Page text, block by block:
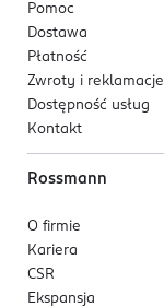
Pomoc
Dostawa
Płatność
Zwroty i reklamacje
Dostępność usług
Kontakt
Rossmann
O firmie
Kariera
CSR
Ekspansja